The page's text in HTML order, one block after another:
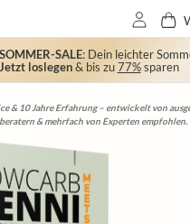
SOMMER-SALE: Dein leichter
Jetzt loslegen& bis zu77%sparen
Kunden an, die ihr Wunschgewicht durch
Konzept erreicht haben!
& 10 Jahre Erfahrung – entwickelt von
& mehrfach von Experten empfohlen.
Support: Werktags nur wenige Stunden
via WhatsApp, E-Mail & Facebook!
RTL, Sat1, NTV, VOX, Kabel1, Bild der Frau,
Für Sie, Grazia, Jolie, uvm.